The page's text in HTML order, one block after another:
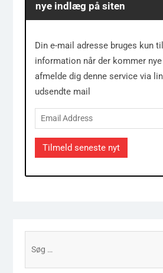
nye indlæg på siten
Din e-mail adresse bruges kun
information når der kommer
afmelde dig denne service via
udsendte mail
Email
Address
Tilmeld seneste nyt
efter: